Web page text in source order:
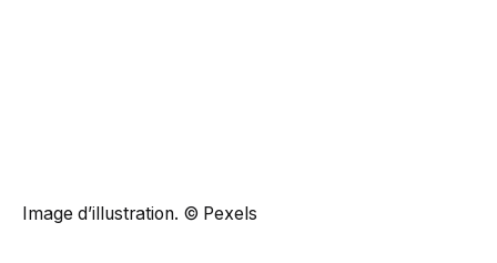
Image d’illustration. © Pexels